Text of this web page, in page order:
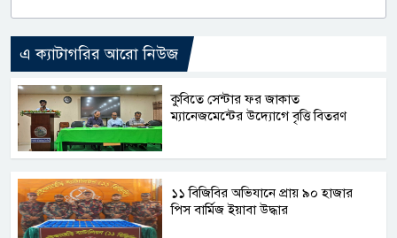
এ ক্যাটাগরির আরো নিউজ
কুবিতে সেন্টার ফর জাকাত
ম্যানেজমেন্টের উদ্যোগে বৃত্তি বিতরণ
১১ বিজিবির অভিযানে প্রায় ৯০ হাজার
পিস বার্মিজ ইয়াবা উদ্ধার